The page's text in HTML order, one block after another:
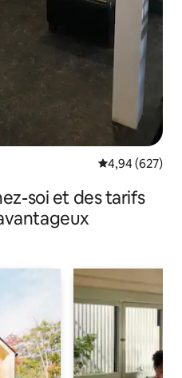
Évaluation
4,94 (627)
soi et des tarifs